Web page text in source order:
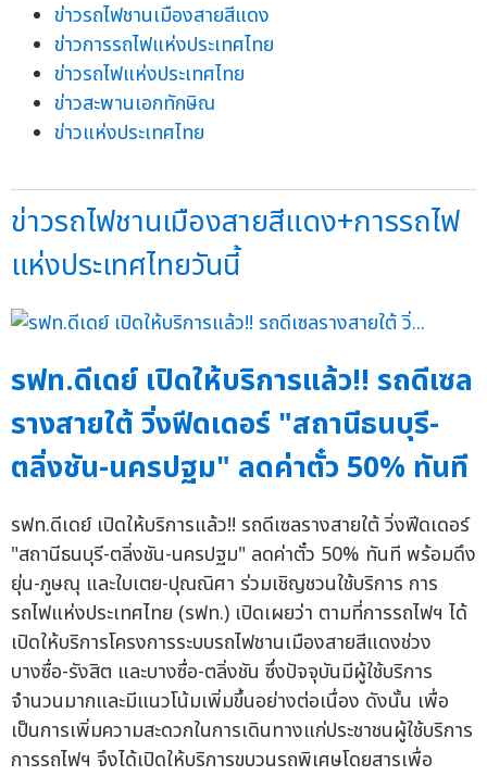
ข่าวรถไฟชานเมืองสายสีแดง
ข่าวการรถไฟแห่งประเทศไทย
ข่าวรถไฟแห่งประเทศไทย
ข่าวสะพานเอกทักษิณ
ข่าวแห่งประเทศไทย
ข่าวรถไฟชานเมืองสายสีแดง+การรถไฟ
แห่งประเทศไทยวันนี้
รฟท.ดีเดย์ เปิดให้บริการแล้ว!! รถดีเซล
รางสายใต้ วิ่งฟีดเดอร์ "สถานีธนบุรี-
ตลิ่งชัน-นครปฐม" ลดค่าตั๋ว 50% ทันที
รฟท.ดีเดย์ เปิดให้บริการแล้ว!! รถดีเซลรางสายใต้ วิ่งฟีดเดอร์
"สถานีธนบุรี-ตลิ่งชัน-นครปฐม" ลดค่าตั๋ว 50% ทันที พร้อมดึง
ยุ่น-ภูษณุ และใบเตย-ปุณณิศา ร่วมเชิญชวนใช้บริการ การ
รถไฟแห่งประเทศไทย (รฟท.) เปิดเผยว่า ตามที่การรถไฟฯ ได้
เปิดให้บริการโครงการระบบรถไฟชานเมืองสายสีแดงช่วง
บางซื่อ-รังสิต และบางซื่อ-ตลิ่งชัน ซึ่งปัจจุบันมีผู้ใช้บริการ
จำนวนมากและมีแนวโน้มเพิ่มขึ้นอย่างต่อเนื่อง ดังนั้น เพื่อ
เป็นการเพิ่มความสะดวกในการเดินทางแก่ประชาชนผู้ใช้บริการ
การรถไฟฯ จึงได้เปิดให้บริการขบวนรถพิเศษโดยสารเพื่อ